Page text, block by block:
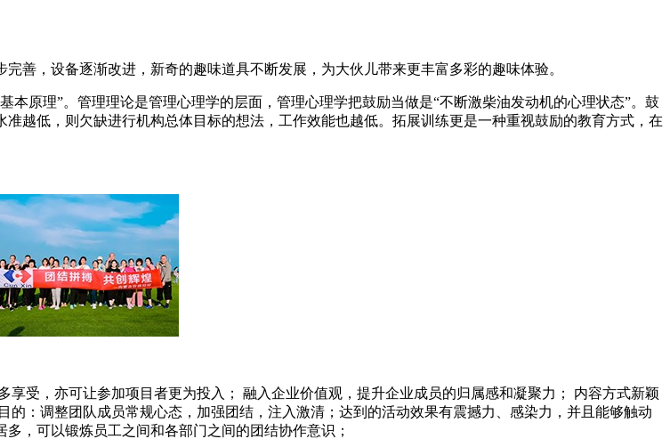
善，设备逐渐改进，新奇的趣味道具不断发展，为大伙儿带来更丰富多彩的趣味体验。
原理”。管理理论是管理心理学的层面，管理心理学把鼓励当做是“不断激柴油发动机的心理状态”。鼓
越低，则欠缺进行机构总体目标的想法，工作效能也越低。拓展训练更是一种重视鼓励的教育方式，在
受，亦可让参加项目者更为投入； 融入企业价值观，提升企业成员的归属感和凝聚力； 内容方式新颖
：调整团队成员常规心态，加强团结，注入激清；达到的活动效果有震撼力、感染力，并且能够触动
，可以锻炼员工之间和各部门之间的团结协作意识；